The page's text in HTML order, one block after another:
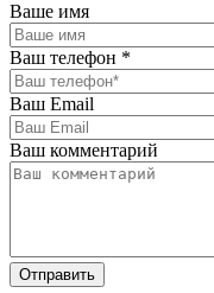
Ваше имя
Ваш телефон *
Ваш Email
Ваш комментарий